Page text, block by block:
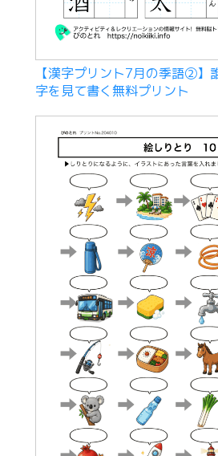
【漢字プリント7月の季語②】
字を見て書く無料プリント